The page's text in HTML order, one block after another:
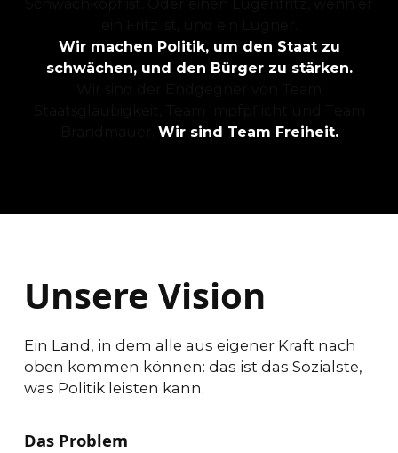
Wir machen Politik, um den Staat zu
schwächen, und den Bürger zu stärken.
Wir sind Team Freiheit.
Unsere Vision
Ein Land, in dem alle aus eigener Kraft nach
oben kommen können: das ist das Sozialste,
was Politik leisten kann.
Das Problem